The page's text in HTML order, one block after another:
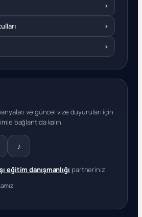
›
›
›
ve güncel vize duyuruları için
bağlantıda kalın.
♪
eğitim danışmanlığı partneriniz.